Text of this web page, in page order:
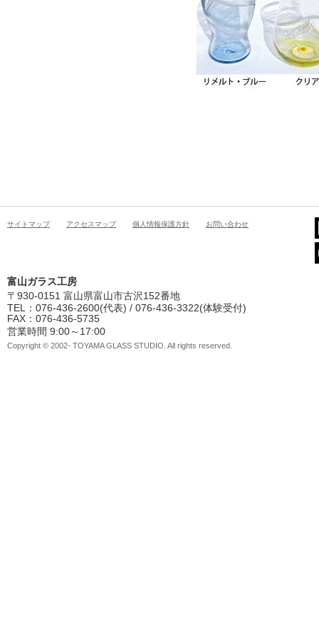
サイトマップ アクセスマップ 個人情報保護方針 お問い合わせ
富山ガラス工房
〒930-0151 富山県富山市古沢152番地
TEL：076-436-2600(代表) / 076-436-3322(体験受付)
FAX：076-436-5735
営業時間 9:00～17:00
Copyright © 2002- TOYAMA GLASS STUDIO. All rights reserved.